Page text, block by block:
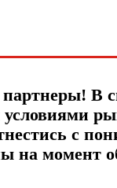
В
с
на момент